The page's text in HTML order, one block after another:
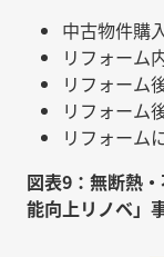
中古物件購
リフォーム
リフォーム
リフォーム
リフォーム
図表9：無断熱
能向上リノベ」